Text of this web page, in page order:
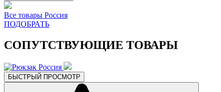
Все товары Россия
ПОДОБРАТЬ
СОПУТСТВУЮЩИЕ ТОВАРЫ
БЫСТРЫЙ ПРОСМОТР